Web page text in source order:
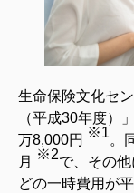
生命保険文化セ
（平成30年度）
万8,000円 ※1。
月 ※2で、その
どの一時費用が